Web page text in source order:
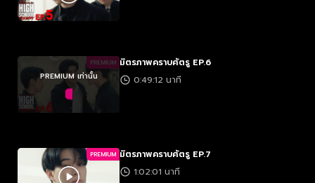
PREMIUM
PREMIUM เท่านั้น
มิตรภาพคราบศัตรู EP.6
0:49:12 นาที
PREMIUM มิตรภาพคราบศัตรู EP.7
1:02:01 นาที